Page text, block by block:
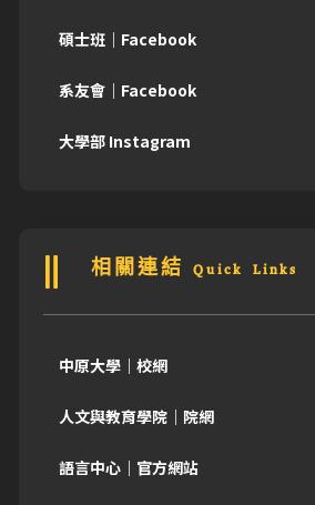
碩士班｜Facebook
系友會｜Facebook
大學部 Instagram
相關連結 Quick Links
中原大學｜校網
人文與教育學院｜院網
語言中心｜官方網站